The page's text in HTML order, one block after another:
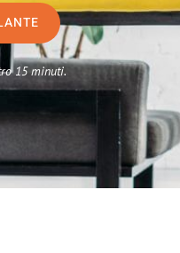
15 minuti.